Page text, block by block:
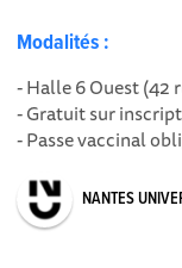
Modalités :
- Halle 6 Ouest (42
- Gratuit sur
- Passe vaccinal
NANTES